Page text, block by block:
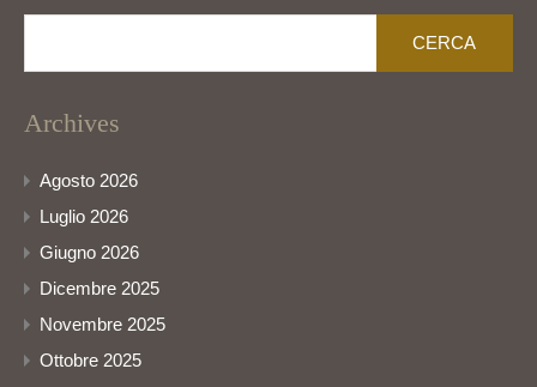
Archives
Agosto 2026
Luglio 2026
Giugno 2026
Dicembre 2025
Novembre 2025
Ottobre 2025